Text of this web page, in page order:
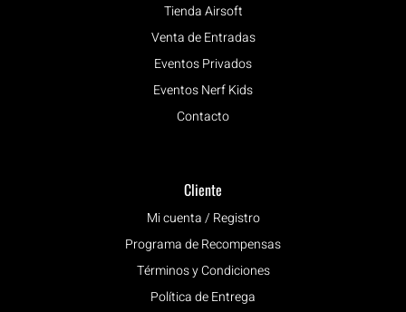
Tienda Airsoft
Venta de Entradas
Eventos Privados
Eventos Nerf Kids
Contacto
Cliente
Mi cuenta / Registro
Programa de Recompensas
Términos y Condiciones
Política de Entrega